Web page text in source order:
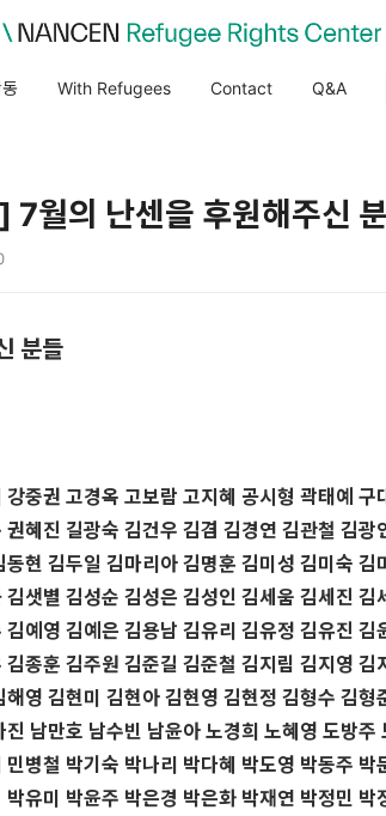
With Refugees Contact Q&A
7월의 난센을 후원해주신
분들
중권 고경옥 고보람 고지혜 공시형 곽태예 구
혜진 길광숙 김건우 김겸 김경연 김관철 김광
현 김두일 김마리아 김명훈 김미성 김미숙 김
샛별 김성순 김성은 김성인 김세움 김세진 김
예영 김예은 김용남 김유리 김유정 김유진 김
종훈 김주원 김준길 김준철 김지림 김지영 김
영 김현미 김현아 김현영 김현정 김형수 김형
남만호 남수빈 남윤아 노경희 노혜영 도방주
병철 박기숙 박나리 박다혜 박도영 박동주 박
유미 박윤주 박은경 박은화 박재연 박정민 박